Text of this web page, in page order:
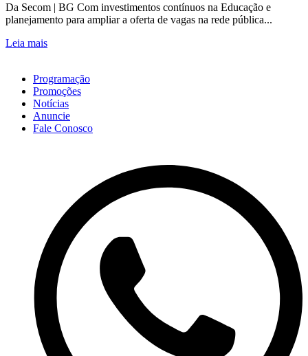
Da Secom | BG Com investimentos contínuos na Educação e
planejamento para ampliar a oferta de vagas na rede pública...
Leia mais
Programação
Promoções
Notícias
Anuncie
Fale Conosco